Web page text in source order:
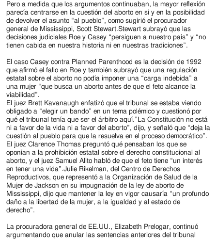
Pero a medida que los argumentos continuaban, la mayor reflexión
parecía centrarse en la cuestión del aborto en sí y en la posibilidad
de devolver el asunto “al pueblo”, como sugirió el procurador
general de Mississippi, Scott Stewart.Stewart subrayó que las
decisiones judiciales Roe y Casey “persiguen a nuestro país” y “no
tienen cabida en nuestra historia ni en nuestras tradiciones”.
El caso Casey contra Planned Parenthood es la decisión de 1992
que afirmó el fallo en Roe y también subrayó que una regulación
estatal sobre el aborto no podía imponer una “carga indebida” a
una mujer “que busca un aborto antes de que el feto alcance la
viabilidad”.
El juez Brett Kavanaugh enfatizó que el tribunal se estaba viendo
obligado a “elegir un bando” en un tema polémico y cuestionó por
qué el tribunal tenía que ser el árbitro aquí.”La Constitución no está
ni a favor de la vida ni a favor del aborto”, dijo, y señaló que “deja la
cuestión al pueblo para que la resuelva en el proceso democrático”.
El juez Clarence Thomas preguntó qué pensaban los que se
oponían a la prohibición estatal sobre el derecho constitucional al
aborto, y el juez Samuel Alito habló de que el feto tiene “un interés
en tener una vida”.Julie Rikelman, del Centro de Derechos
Reproductivos, que representó a la Organización de Salud de la
Mujer de Jackson en su impugnación de la ley de aborto de
Mississippi, dijo que mantener la ley en vigor causaría “un profundo
daño a la libertad de la mujer, a la igualdad y al estado de
derecho”.
La procuradora general de EE.UU., Elizabeth Prelogar, continuó
argumentando que anular las sentencias anteriores del tribunal